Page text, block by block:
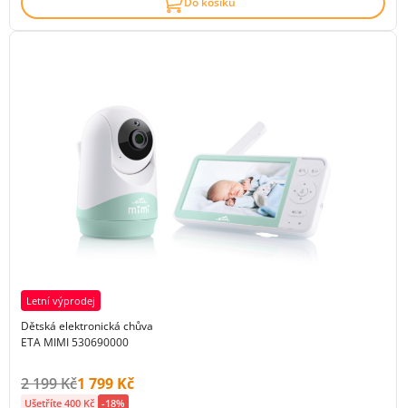
Letní výprodej
Dětská elektronická chůva
ETA MIMI 530690000
Původní cena s DPH:
2 199 KčCena s DPH:
1 799 Kč
Ušetříte 400 Kč -18%